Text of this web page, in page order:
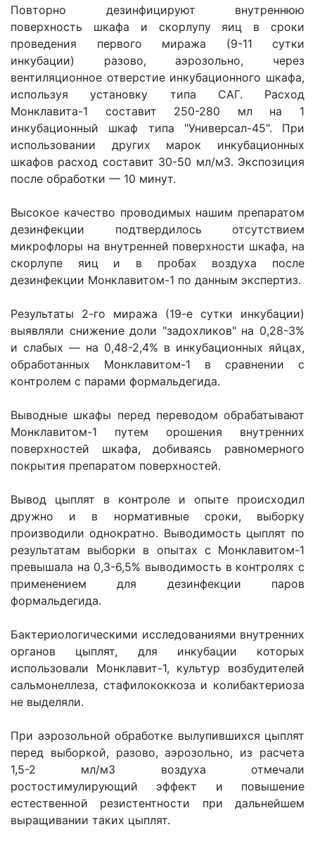
Повторно дезинфицируют внутреннюю
поверхность шкафа и скорлупу яиц в сроки
проведения первого миража (9-11 сутки
инкубации) разово, аэрозольно, через
вентиляционное отверстие инкубационного шкафа,
используя установку типа САГ. Расход
Монклавита-1 составит 250-280 мл на 1
инкубационный шкаф типа "Универсал-45". При
использовании других марок инкубационных
шкафов расход составит 30-50 мл/м3. Экспозиция
после обработки — 10 минут.
Высокое качество проводимых нашим препаратом
дезинфекции подтвердилось отсутствием
микрофлоры на внутренней поверхности шкафа, на
скорлупе яиц и в пробах воздуха после
дезинфекции Монклавитом-1 по данным экспертиз.
Результаты 2-го миража (19-е сутки инкубации)
выявляли снижение доли "задохликов" на 0,28-3%
и слабых — на 0,48-2,4% в инкубационных яйцах,
обработанных Монклавитом-1 в сравнении с
контролем с парами формальдегида.
Выводные шкафы перед переводом обрабатывают
Монклавитом-1 путем орошения внутренних
поверхностей шкафа, добиваясь равномерного
покрытия препаратом поверхностей.
Вывод цыплят в контроле и опыте происходил
дружно и в нормативные сроки, выборку
производили однократно. Выводимость цыплят по
результатам выборки в опытах с Монклавитом-1
превышала на 0,3-6,5% выводимость в контролях с
применением для дезинфекции паров
формальдегида.
Бактериологическими исследованиями внутренних
органов цыплят, для инкубации которых
использовали Монклавит-1, культур возбудителей
сальмонеллеза, стафилококкоза и колибактериоза
не выделяли.
При аэрозольной обработке вылупившихся цыплят
перед выборкой, разово, аэрозольно, из расчета
1,5-2 мл/м3 воздуха отмечали
ростостимулирующий эффект и повышение
естественной резистентности при дальнейшем
выращивании таких цыплят.